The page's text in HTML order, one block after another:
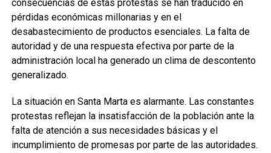
consecuencias de estas protestas se han traducido en
pérdidas económicas millonarias y en el
desabastecimiento de productos esenciales. La falta de
autoridad y de una respuesta efectiva por parte de la
administración local ha generado un clima de descontento
generalizado.
La situación en Santa Marta es alarmante. Las constantes
protestas reflejan la insatisfacción de la población ante la
falta de atención a sus necesidades básicas y el
incumplimiento de promesas por parte de las autoridades.